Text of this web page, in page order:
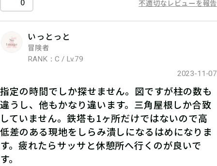
不適切なレビューを報告
いっとっと
冒険者
RANK：C / Lv.79
2023-11-07
指定の時間でしか探せません。図ですが柱の数も
違うし、他もかなり違います。三角屋根しか合致
していません。鉄塔も1ヶ所だけではないので高
低差のある現地をしらみ潰しになるはめになりま
す。疲れたらサッサと休憩所へ行くのが良いで
す。